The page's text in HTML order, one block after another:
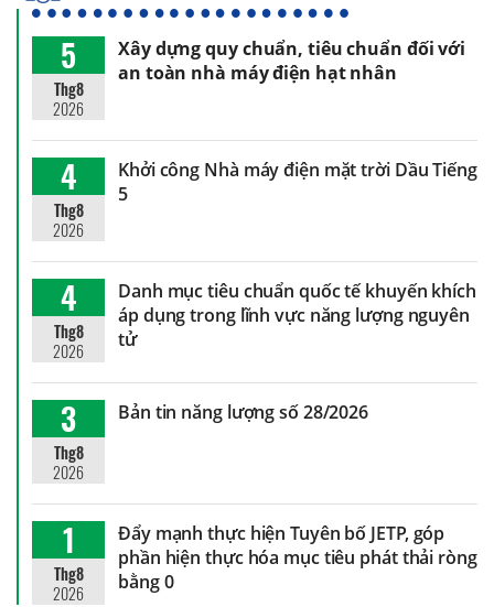
5
Thg8
2026
Xây dựng quy chuẩn, tiêu chuẩn đối với
an toàn nhà máy điện hạt nhân
4
Thg8
2026
Khởi công Nhà máy điện mặt trời Dầu Tiếng
5
4
Thg8
2026
Danh mục tiêu chuẩn quốc tế khuyến khích
áp dụng trong lĩnh vực năng lượng nguyên
tử
3
Thg8
2026
Bản tin năng lượng số 28/2026
1
Thg8
2026
Đẩy mạnh thực hiện Tuyên bố JETP, góp
phần hiện thực hóa mục tiêu phát thải ròng
bằng 0